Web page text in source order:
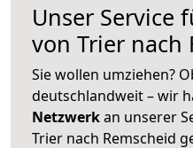
Unser Service
von Trier nach
Sie wollen umziehen?
deutschlandweit – wir
Netzwerkan unserer
Trier nach Remscheid